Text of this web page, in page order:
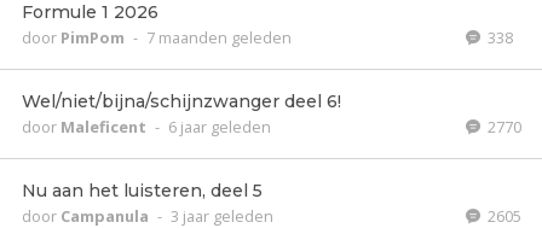
Formule 1 2026
door PimPom - 7 maanden geleden 338
Wel/niet/bijna/schijnzwanger deel 6!
door Maleficent - 6 jaar geleden 2770
Nu aan het luisteren, deel 5
door Campanula - 3 jaar geleden 2605